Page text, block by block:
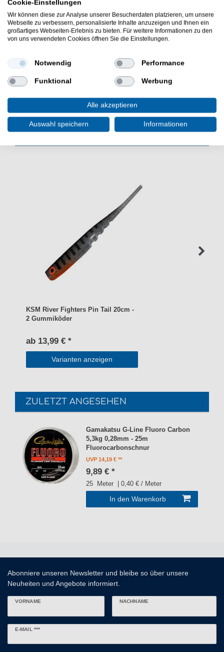
gute Abriebfestigkeit
gute Knotenfestigkeit
Länge: 25m
25m Fluorocarbonschnur ist eine gute Wal beim
Kunstköderangeln. Gutes Vorfachmaterial zum
Barschangeln.
WEITERE INTERESSANTE ARTIKEL
KSM River Fighters Pin Tail 20cm -
2 Gummiköder
ab 13,99 € *
Varianten anzeigen
ZULETZT ANGESEHEN
Gamakatsu G-Line Fluoro Carbon
5,3kg 0,28mm - 25m
Fluorocarbonschnur
UVP 14,19 €
9,89 € *
25 Meter | 0,40 € / Meter
In den Warenkorb
Abonniere unseren Newsletter und bleibe so über unsere
Neuheiten und Angebote informiert.
VORNAME NACHNAME
E-MAIL ***
Newsletter
Cookie-Einstellungen
Wir können diese zur Analyse unserer Besucherdaten platzieren, um unsere
Webseite zu verbessern, personalisierte Inhalte anzuzeigen und Ihnen ein
großartiges Webseiten-Erlebnis zu bieten. Für weitere Informationen zu den
von uns verwendeten Cookies öffnen Sie die Einstellungen.
Notwendig Performance
Funktional Werbung
Alle akzeptieren
Auswahl speichern Informationen